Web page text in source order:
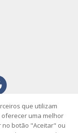
vídeo podcast
que utilizam
uma melhor
no botão "Aceitar" ou